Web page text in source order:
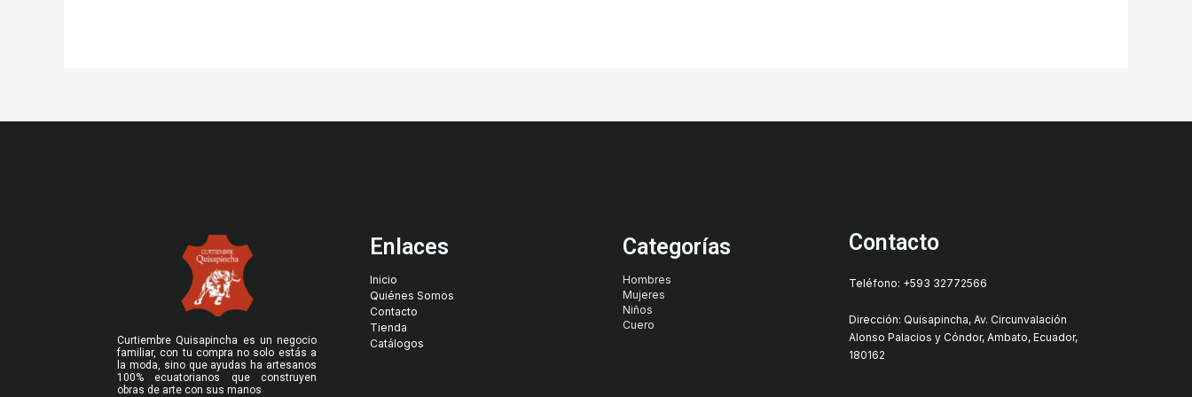
Curtiembre Quisapincha es un negocio
familiar, con tu compra no solo estás a
la moda, sino que ayudas ha artesanos
100% ecuatorianos que construyen
obras de arte con sus manos
Enlaces
Inicio
Quiénes Somos
Contacto
Tienda
Catálogos
Categorías
Hombres
Mujeres
Niños
Cuero
Contacto
Teléfono: +593 32772566
Dirección: Quisapincha, Av. Circunvalación
Alonso Palacios y Cóndor, Ambato, Ecuador,
180162